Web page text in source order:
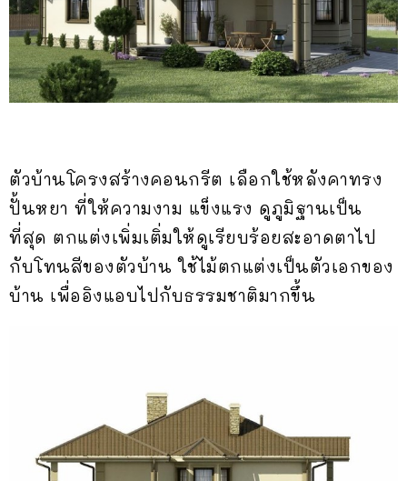
ตัวบ้านโครงสร้างคอนกรีต เลือกใช้หลังคาทรง
ปั้นหยา ที่ให้ความงาม แข็งแรง ดูภูมิฐานเป็น
ที่สุด ตกแต่งเพิ่มเติ่มให้ดูเรียบร้อยสะอาดตาไป
กับโทนสีของตัวบ้าน ใช้ไม้ตกแต่งเป็นตัวเอกของ
บ้าน เพื่ออิงแอบไปกับธรรมชาติมากขึ้น